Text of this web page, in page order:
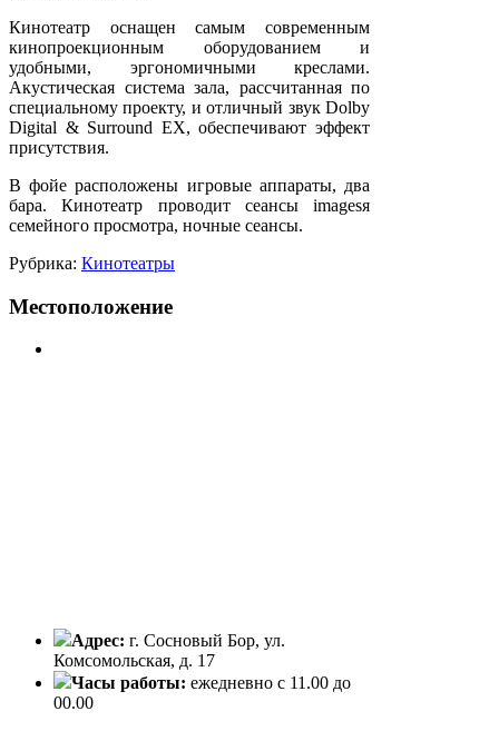
Кинотеатр оснащен самым современным
кинопроекционным оборудованием и
удобными, эргономичными креслами.
Акустическая система зала, рассчитанная по
специальному проекту, и отличный звук Dolby
Digital & Surround EX, обеспечивают эффект
присутствия.
В фойе расположены игровые аппараты, два
бара. Кинотеатр проводит сеансы imagesя
семейного просмотра, ночные сеансы.
Рубрика: Кинотеатры
Местоположение
Адрес: г. Сосновый Бор, ул.
Комсомольская, д. 17
Часы работы: ежедневно с 11.00 до
00.00